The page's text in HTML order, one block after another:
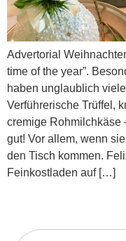
Advertorial
time of the year”.
haben unglaublich
Verführerische Trüffel,
cremige Rohmilchkäse
gut! Vor allem, wenn
den Tisch kommen.
Feinkostladen auf […]